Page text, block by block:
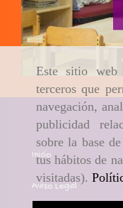
Este sitio
terceros que
navegación,
publicidad
sobre la base
tus hábitos de
visitadas).
Inicio
Aviso Legal